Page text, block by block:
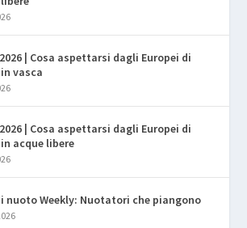
| Cosa aspettarsi dagli Europei di
vasca
| Cosa aspettarsi dagli Europei di
acque libere
nuoto Weekly: Nuotatori che piangono